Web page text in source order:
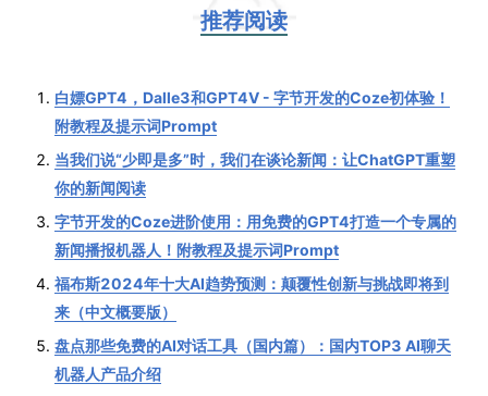
推荐阅读
白嫖GPT4，Dalle3和GPT4V - 字节开发的Coze初体验！
附教程及提示词Prompt
当我们说“少即是多”时，我们在谈论新闻：让ChatGPT重塑
你的新闻阅读
字节开发的Coze进阶使用：用免费的GPT4打造一个专属的
新闻播报机器人！附教程及提示词Prompt
福布斯2024年十大AI趋势预测：颠覆性创新与挑战即将到
来（中文概要版）
盘点那些免费的AI对话工具（国内篇）：国内TOP3 AI聊天
机器人产品介绍